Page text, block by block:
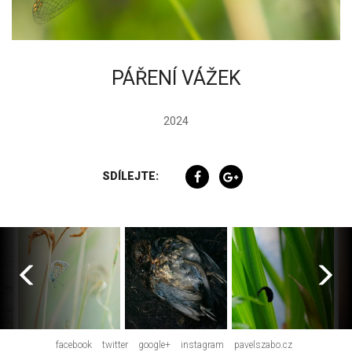
PÁŘENÍ VÁŽEK
2024
SDÍLEJTE:
facebook twitter google+ instagram pavelszabo.cz